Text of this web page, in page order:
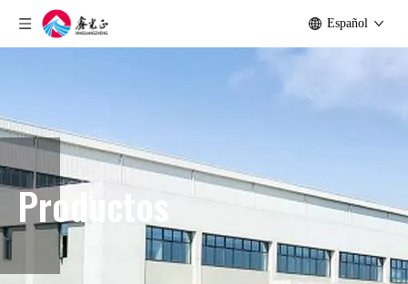
Español
Productos